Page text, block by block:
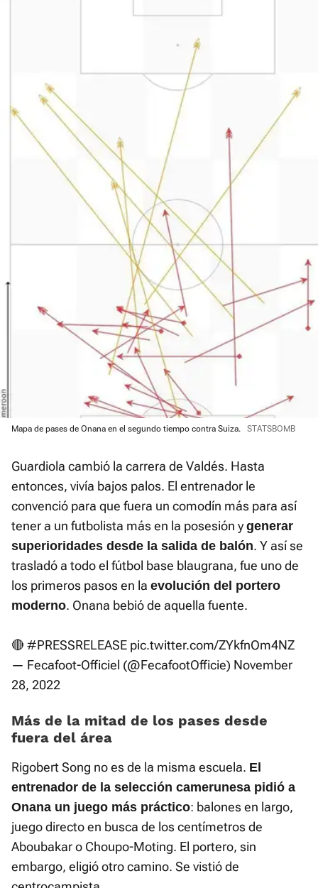
Mapa de pases de Onana en el segundo tiempo contra Suiza. STATSBOMB
Guardiola cambió la carrera de Valdés. Hasta
entonces, vivía bajos palos. El entrenador le
convenció para que fuera un comodín más para así
tener a un futbolista más en la posesión y generar
superioridades desde la salida de balón. Y así se
trasladó a todo el fútbol base blaugrana, fue uno de
los primeros pasos en la evolución del portero
moderno. Onana bebió de aquella fuente.
🔴 #PRESSRELEASE pic.twitter.com/ZYkfnOm4NZ
— Fecafoot-Officiel (@FecafootOfficie) November
28, 2022
Más de la mitad de los pases desde
fuera del área
Rigobert Song no es de la misma escuela. El
entrenador de la selección camerunesa pidió a
Onana un juego más práctico: balones en largo,
juego directo en busca de los centímetros de
Aboubakar o Choupo-Moting. El portero, sin
embargo, eligió otro camino. Se vistió de